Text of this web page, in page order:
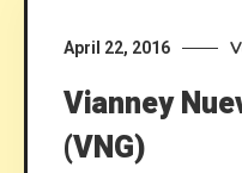
April 22, 2016
Vianney
(VNG)